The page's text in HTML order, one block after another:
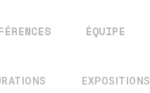
ÉQUIPE
EXPOSITIONS